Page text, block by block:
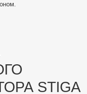
STIGA